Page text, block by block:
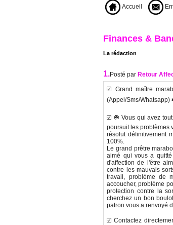
Accueil
Finances &
La rédaction
1.Posté par Retour
☑️ Grand maître
(Appel/Sms/Whatsapp)
☑️ ☘️ Vous qui avez tout
poursuit les problèmes
résolut définitivement
100%.
Le grand prêtre
aimé qui vous a
d'affection de l'être
contre les mauvais
travail, problème de
accoucher, problème
protection contre la
cherchez un bon
patron vous a renvoyé
☑️ Contactez